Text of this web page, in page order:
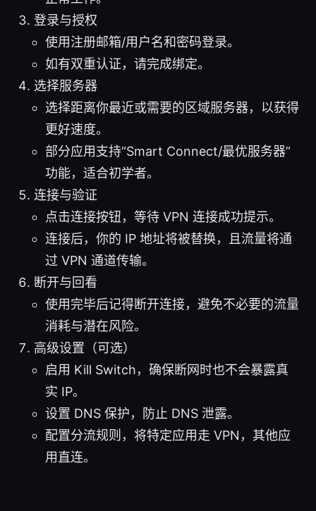
登录与授权
使用注册邮箱/用户名和密码登录。
如有双重认证，请完成绑定。
选择服务器
选择距离你最近或需要的区域服务器，以获得
更好速度。
部分应用支持“Smart Connect/最优服务器”
功能，适合初学者。
连接与验证
点击连接按钮，等待 VPN 连接成功提示。
连接后，你的 IP 地址将被替换，且流量将通
过 VPN 通道传输。
断开与回看
使用完毕后记得断开连接，避免不必要的流量
消耗与潜在风险。
高级设置（可选）
启用 Kill Switch，确保断网时也不会暴露真
实 IP。
设置 DNS 保护，防止 DNS 泄露。
配置分流规则，将特定应用走 VPN，其他应
用直连。